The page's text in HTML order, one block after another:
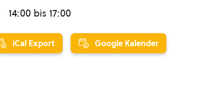
14:00 bis 17:00
iCal Export Google Kalender